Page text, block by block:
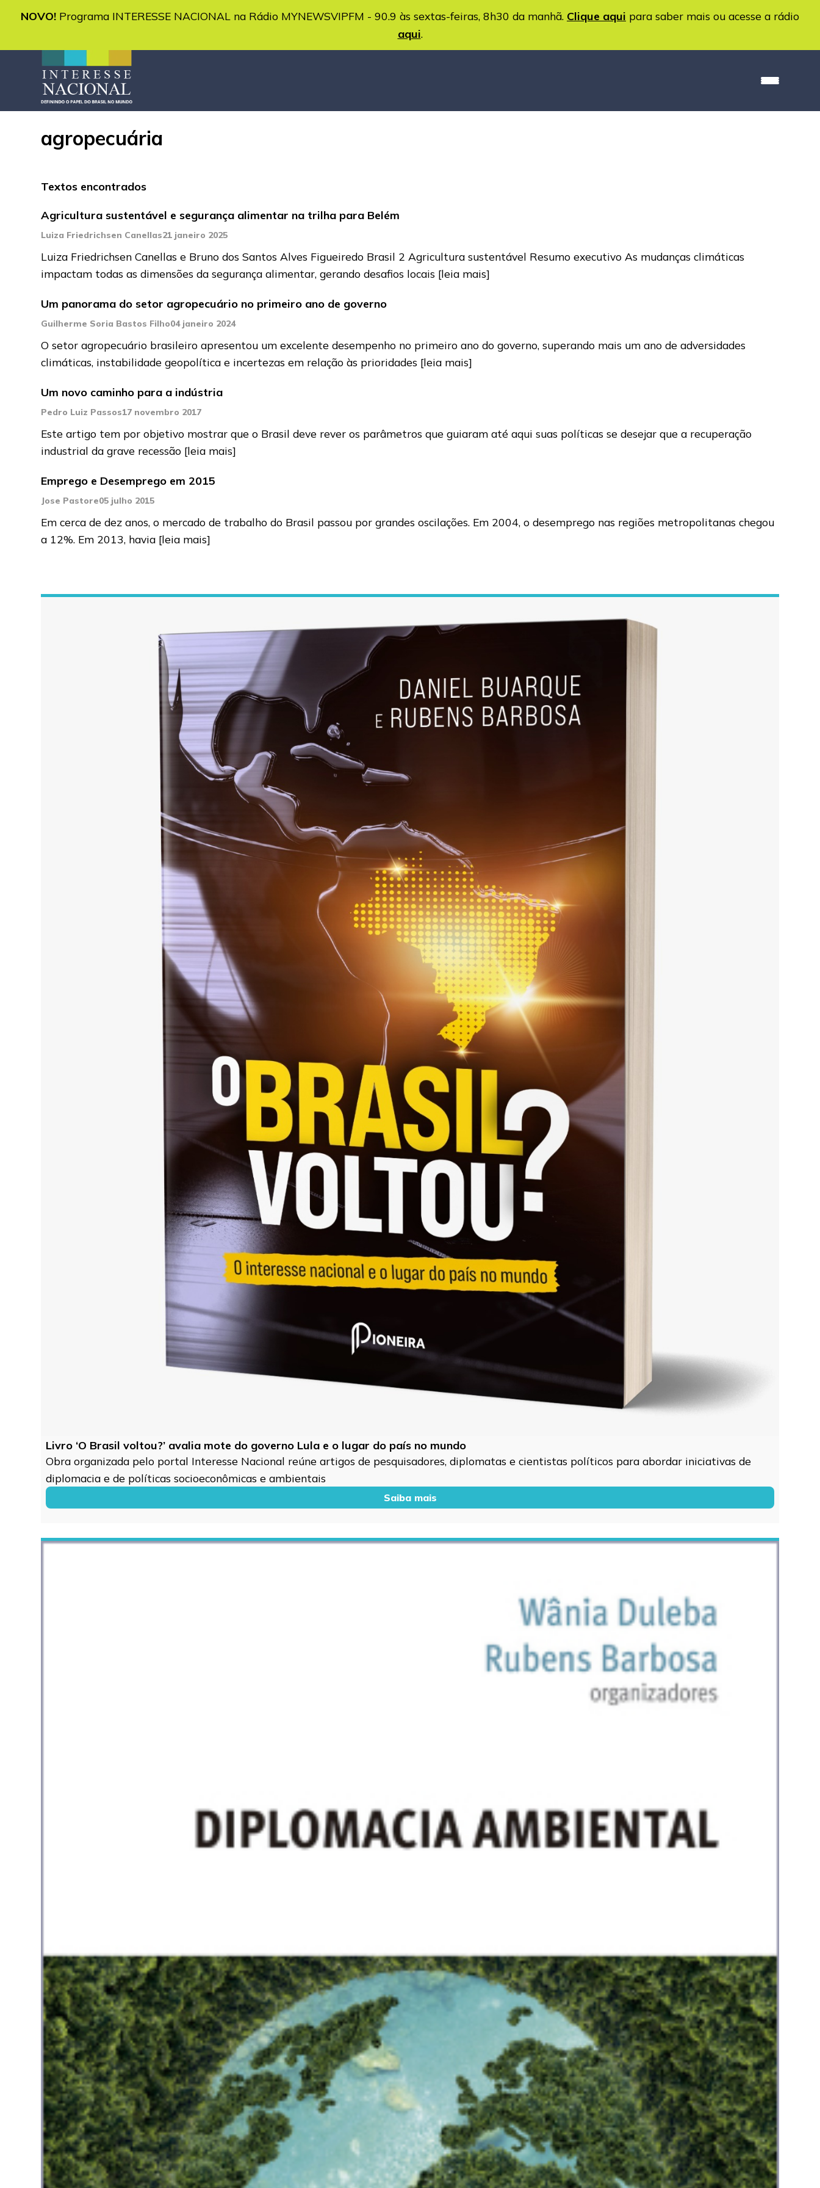
NOVO! Programa INTERESSE NACIONAL na Rádio MYNEWSVIPFM - 90.9 às sextas-feiras, 8h30 da manhã. Clique aqui para saber mais ou acesse a rádio
aqui.
agropecuária
Textos encontrados
Agricultura sustentável e segurança alimentar na trilha para Belém
Luiza Friedrichsen Canellas21 janeiro 2025
Luiza Friedrichsen Canellas e Bruno dos Santos Alves Figueiredo Brasil 2 Agricultura sustentável Resumo executivo As mudanças climáticas
impactam todas as dimensões da segurança alimentar, gerando desafios locais [leia mais]
Um panorama do setor agropecuário no primeiro ano de governo
Guilherme Soria Bastos Filho04 janeiro 2024
O setor agropecuário brasileiro apresentou um excelente desempenho no primeiro ano do governo, superando mais um ano de adversidades
climáticas, instabilidade geopolítica e incertezas em relação às prioridades [leia mais]
Um novo caminho para a indústria
Pedro Luiz Passos17 novembro 2017
Este artigo tem por objetivo mostrar que o Brasil deve rever os parâmetros que guiaram até aqui suas políticas se desejar que a recuperação
industrial da grave recessão [leia mais]
Emprego e Desemprego em 2015
Jose Pastore05 julho 2015
Em cerca de dez anos, o mercado de trabalho do Brasil passou por grandes oscilações. Em 2004, o desemprego nas regiões metropolitanas chegou
a 12%. Em 2013, havia [leia mais]
Livro ‘O Brasil voltou?’ avalia mote do governo Lula e o lugar do país no mundo
Obra organizada pelo portal Interesse Nacional reúne artigos de pesquisadores, diplomatas e cientistas políticos para abordar iniciativas de
diplomacia e de políticas socioeconômicas e ambientais
Saiba mais